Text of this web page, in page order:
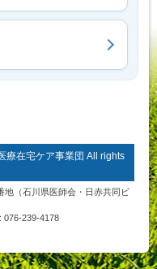
療在宅ケア事業団 All rights
地（石川県医師会・日赤共同ビ
076-239-4178